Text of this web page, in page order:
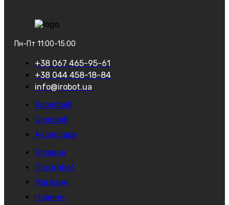
Пн-Пт 11:00-15:00
+38 067 465-95-61
+38 044 458-18-84
info@irobot.ua
Roomba®
Combo®
Аксесуари
Головна
Про irobot
Магазин
Новини